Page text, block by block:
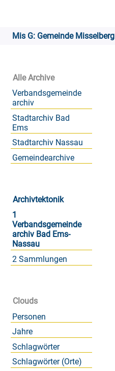
Mis G: Gemeinde Misselberg
Alle Archive
Verbandsgemeinde
archiv
Stadtarchiv Bad
Ems
Stadtarchiv Nassau
Gemeindearchive
Archivtektonik
1
Verbandsgemeinde
archiv Bad Ems-
Nassau
2 Sammlungen
Clouds
Personen
Jahre
Schlagwörter
Schlagwörter (Orte)